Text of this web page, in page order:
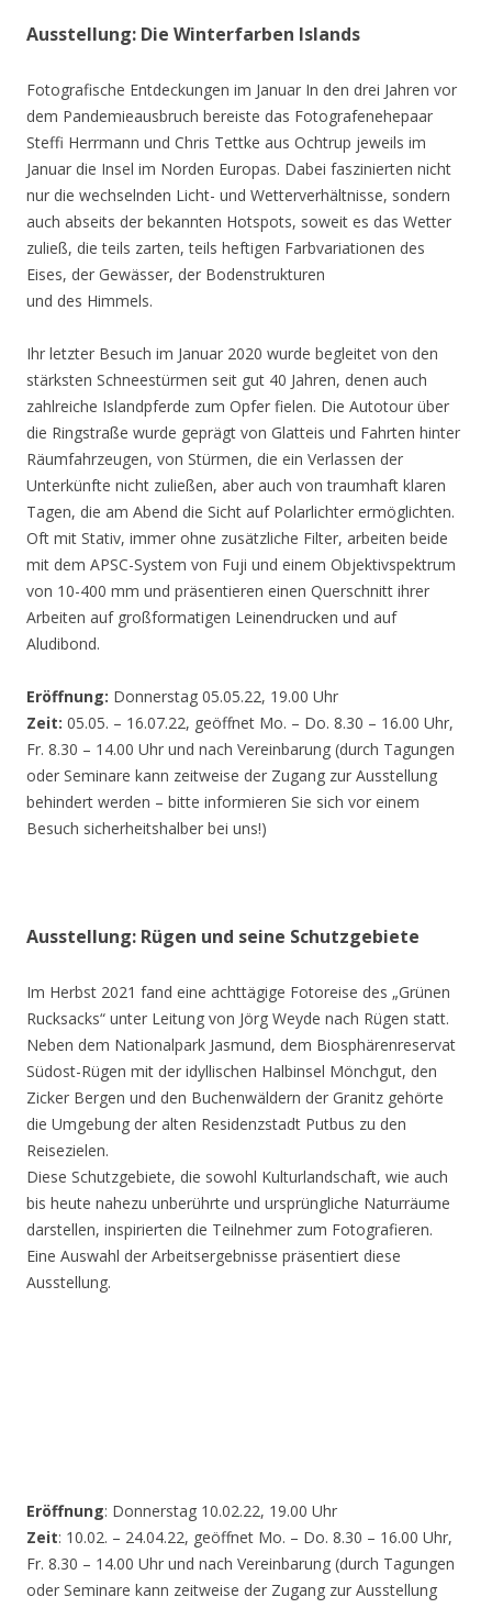
Ausstellung: Die Winterfarben Islands
Fotografische Entdeckungen im Januar In den drei Jahren vor
dem Pandemieausbruch bereiste das Fotografenehepaar
Steffi Herrmann und Chris Tettke aus Ochtrup jeweils im
Januar die Insel im Norden Europas. Dabei faszinierten nicht
nur die wechselnden Licht- und Wetterverhältnisse, sondern
auch abseits der bekannten Hotspots, soweit es das Wetter
zuließ, die teils zarten, teils heftigen Farbvariationen des
Eises, der Gewässer, der Bodenstrukturen
und des Himmels.
Ihr letzter Besuch im Januar 2020 wurde begleitet von den
stärksten Schneestürmen seit gut 40 Jahren, denen auch
zahlreiche Islandpferde zum Opfer fielen. Die Autotour über
die Ringstraße wurde geprägt von Glatteis und Fahrten hinter
Räumfahrzeugen, von Stürmen, die ein Verlassen der
Unterkünfte nicht zuließen, aber auch von traumhaft klaren
Tagen, die am Abend die Sicht auf Polarlichter ermöglichten.
Oft mit Stativ, immer ohne zusätzliche Filter, arbeiten beide
mit dem APSC-System von Fuji und einem Objektivspektrum
von 10-400 mm und präsentieren einen Querschnitt ihrer
Arbeiten auf großformatigen Leinendrucken und auf
Aludibond.
Eröffnung: Donnerstag 05.05.22, 19.00 Uhr
Zeit: 05.05. – 16.07.22, geöffnet Mo. – Do. 8.30 – 16.00 Uhr,
Fr. 8.30 – 14.00 Uhr und nach Vereinbarung (durch Tagungen
oder Seminare kann zeitweise der Zugang zur Ausstellung
behindert werden – bitte informieren Sie sich vor einem
Besuch sicherheitshalber bei uns!)
Ausstellung: Rügen und seine Schutzgebiete
Im Herbst 2021 fand eine achttägige Fotoreise des „Grünen
Rucksacks“ unter Leitung von Jörg Weyde nach Rügen statt.
Neben dem Nationalpark Jasmund, dem Biosphärenreservat
Südost-Rügen mit der idyllischen Halbinsel Mönchgut, den
Zicker Bergen und den Buchenwäldern der Granitz gehörte
die Umgebung der alten Residenzstadt Putbus zu den
Reisezielen.
Diese Schutzgebiete, die sowohl Kulturlandschaft, wie auch
bis heute nahezu unberührte und ursprüngliche Naturräume
darstellen, inspirierten die Teilnehmer zum Fotografieren.
Eine Auswahl der Arbeitsergebnisse präsentiert diese
Ausstellung.
Eröffnung: Donnerstag 10.02.22, 19.00 Uhr
Zeit: 10.02. – 24.04.22, geöffnet Mo. – Do. 8.30 – 16.00 Uhr,
Fr. 8.30 – 14.00 Uhr und nach Vereinbarung (durch Tagungen
oder Seminare kann zeitweise der Zugang zur Ausstellung